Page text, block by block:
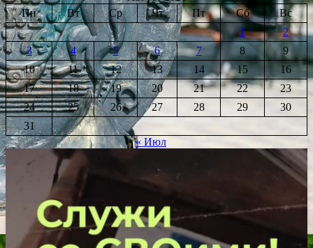
Пн
Вт Ср Чт Пт Сб
Вс
1
2
3
4 5 6 7 8
9
10
11 12 13 14 15
16
17
18 19 20 21 22
23
24
25 26 27 28 29
30
31
« Июл